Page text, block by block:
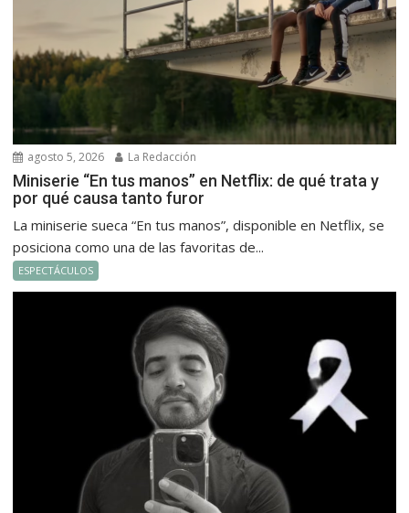
agosto 5, 2026 La Redacción
Miniserie “En tus manos” en Netflix: de qué trata y
por qué causa tanto furor
La miniserie sueca “En tus manos”, disponible en Netflix, se
posiciona como una de las favoritas de...
ESPECTÁCULOS